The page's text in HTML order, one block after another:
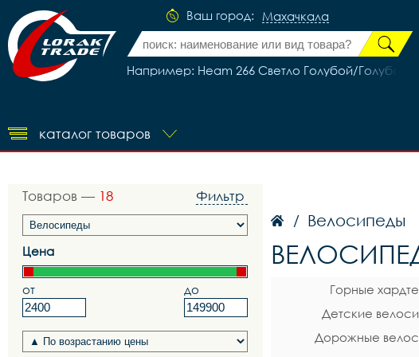
Ваш город: Махачкала
Например: Heam 266 Светло Голубой/Голубой
каталог товаров
Товаров — 18 Фильтр
Цена
от до
/ Велосипеды
Горные
Детские
Дорожные